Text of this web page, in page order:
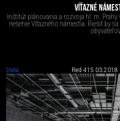
VÍŤAZNÉ
Inštitút plánovania a rozvoja hl. m.
riešenie Víťazného námestia. Riešiť by
Diela Red 415.03.2018